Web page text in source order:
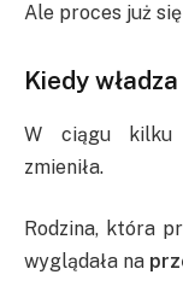
Ale proces już
Kiedy
W ciągu kilku
zmieniła.
Rodzina, która
wyglądała na